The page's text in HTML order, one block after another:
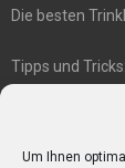
Um Ihnen
Die besten
Tipps und
Veganismus
Bumpkeys